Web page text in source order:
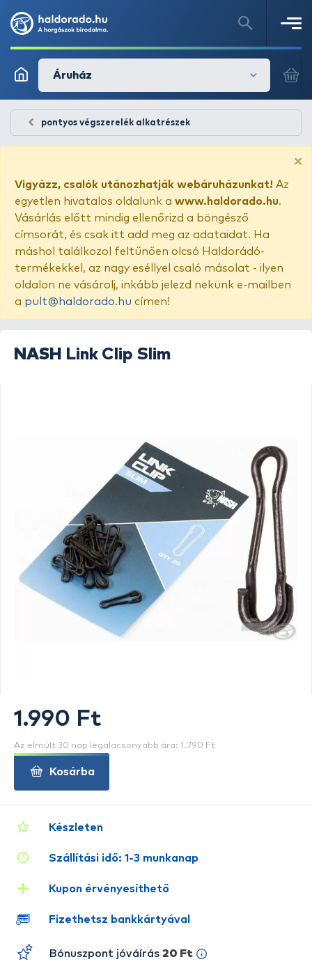
Áruház
pontyos végszerelék alkatrészek
×
Vigyázz, csalók utánozhatják webáruházunkat! Az
egyetlen hivatalos oldalunk a www.haldorado.hu.
Vásárlás előtt mindig ellenőrizd a böngésző
címsorát, és csak itt add meg az adataidat. Ha
máshol találkozol feltűnően olcsó Haldorádó-
termékekkel, az nagy eséllyel csaló másolat - ilyen
oldalon ne vásárolj, inkább jelezd nekünk e-mailben
a pult@haldorado.hu címen!
NASH Link Clip Slim
Készleten
Szállítási idő: 1-3 munkanap
Kupon érvényesíthető
Fizethetsz bankkártyával
Bónuszpont jóváírás 20 Ft
1.990 Ft
Az elmúlt 30 nap legalacsonyabb ára: 1.790 Ft
Kosárba